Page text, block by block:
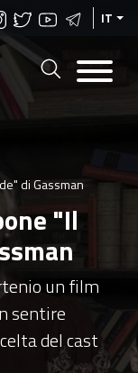
IT
di Gassman
"Il
un film
sentire
del cast